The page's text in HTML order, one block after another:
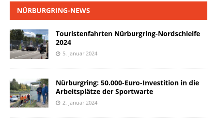
NÜRBURGRING-NEWS
Touristenfahrten Nürburgring-Nordschleife
2024
5. Januar 2024
Nürburgring: 50.000-Euro-Investition in die
Arbeitsplätze der Sportwarte
2. Januar 2024